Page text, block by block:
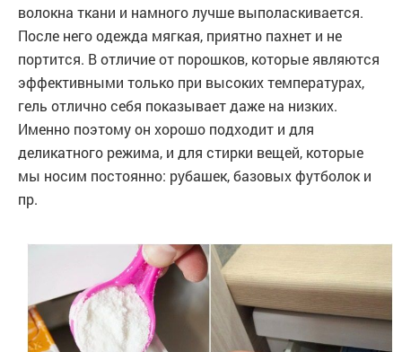
волокна ткани и намного лучше выполаскивается.
После него одежда мягкая, приятно пахнет и не
портится. В отличие от порошков, которые являются
эффективными только при высоких температурах,
гель отлично себя показывает даже на низких.
Именно поэтому он хорошо подходит и для
деликатного режима, и для стирки вещей, которые
мы носим постоянно: рубашек, базовых футболок и
пр.